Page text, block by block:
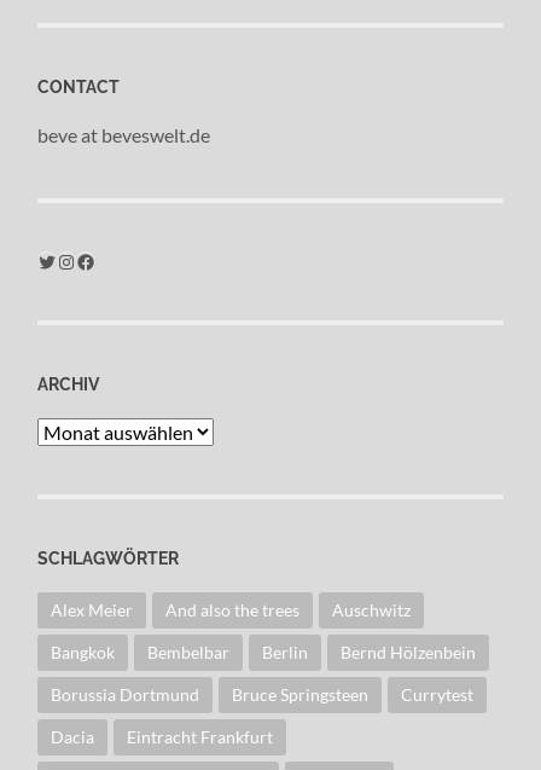
CONTACT
beve at beveswelt.de
Twitter Instagram Facebook
ARCHIV
Archiv
SCHLAGWÖRTER
Alex Meier And also the trees Auschwitz
Bangkok Bembelbar Berlin Bernd Hölzenbein
Borussia Dortmund Bruce Springsteen Currytest
Dacia Eintracht Frankfurt